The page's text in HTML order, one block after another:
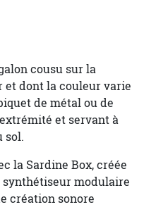
cousu sur la
et dont la couleur varie
de métal ou de
et servant à
sol.
la Sardine Box, créée
synthétiseur modulaire
création sonore